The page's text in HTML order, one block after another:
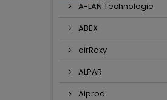
A-LAN Technologie
ABEX
airRoxy
ALPAR
Alprod